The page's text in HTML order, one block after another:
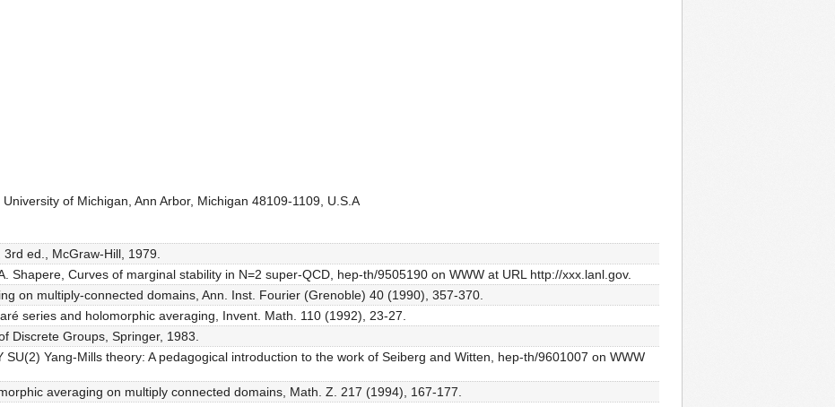
of Michigan, Ann Arbor, Michigan 48109-1109, U.S.A
ed., McGraw-Hill, 1979.
Shapere, Curves of marginal stability in N=2 super-QCD, hep-th/9505190 on WWW at URL http://xxx.lanl.gov.
on multiply-connected domains, Ann. Inst. Fourier (Grenoble) 40 (1990), 357-370.
series and holomorphic averaging, Invent. Math. 110 (1992), 23-27.
Discrete Groups, Springer, 1983.
SU(2) Yang-Mills theory: A pedagogical introduction to the work of Seiberg and Witten, hep-th/9601007 on WWW
averaging on multiply connected domains, Math. Z. 217 (1994), 167-177.